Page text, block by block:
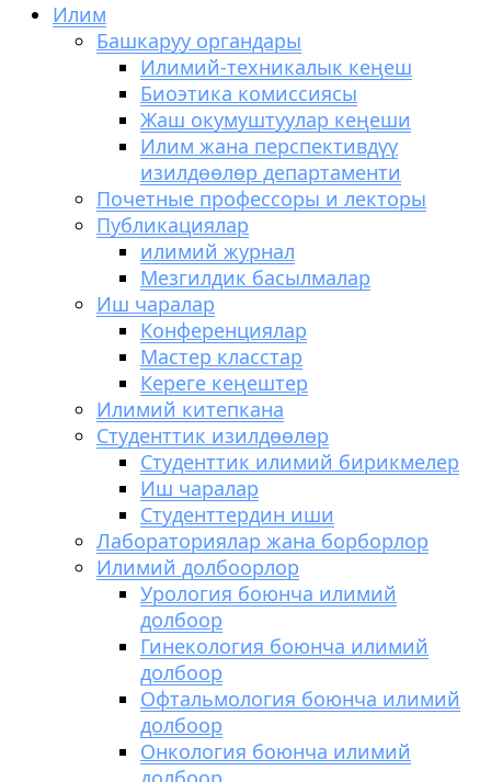
Илим
Башкаруу органдары
Илимий-техникалык кеңеш
Биоэтика комиссиясы
Жаш окумуштуулар кеңеши
Илим жана перспективдүү
изилдөөлөр департаменти
Почетные профессоры и лекторы
Публикациялар
илимий журнал
Мезгилдик басылмалар
Иш чаралар
Конференциялар
Мастер класстар
Кереге кеңештер
Илимий китепкана
Студенттик изилдөөлөр
Студенттик илимий бирикмелер
Иш чаралар
Студенттердин иши
Лабораториялар жана борборлор
Илимий долбоорлор
Урология боюнча илимий
долбоор
Гинекология боюнча илимий
долбоор
Офтальмология боюнча илимий
долбоор
Онкология боюнча илимий